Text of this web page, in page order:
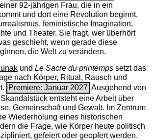
92-jährigen Frau, die in ein
und dort eine Revolution beginnt,
feministische Imagination,
und Theater. Sie fragt, wer überhört
geschieht, wenn gerade diese
die Welt zu verändern.
und Le Sacre du printempssetzt das
nach Körper, Ritual, Rausch und
Premiere: Januar 2027 Ausgehend von
entsteht eine Arbeit über
Gemeinschaft und Gewalt. Im Zentrum
Wiederholung eines historischen
die Frage, wie Körper heute politisch
gefeiert oder geopfert werden.